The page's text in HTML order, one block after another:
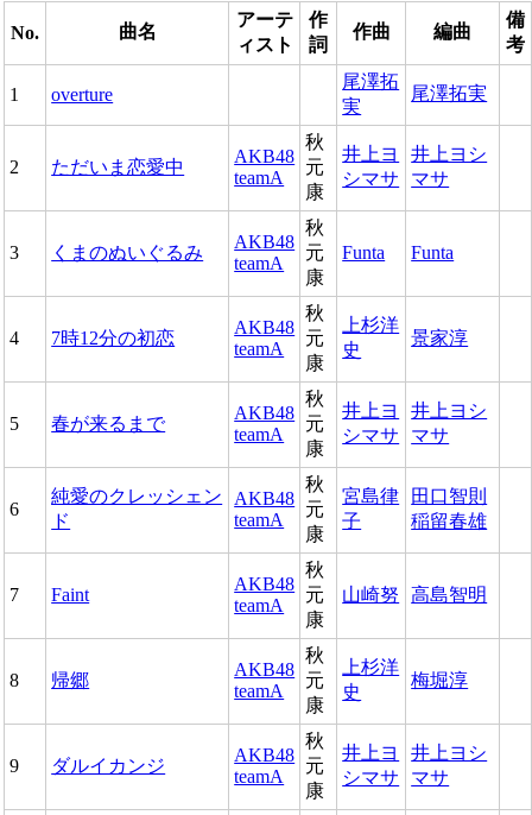
No. 曲名
アーテ
ィスト
作
詞
作曲 編曲
備
考
1 overture
尾澤拓
実
尾澤拓実
2 ただいま恋愛中
AKB48
teamA
秋
元
康
井上ヨ
シマサ
井上ヨシ
マサ
3 くまのぬいぐるみ
AKB48
teamA
秋
元
康
Funta Funta
4 7時12分の初恋
AKB48
teamA
秋
元
康
上杉洋
史
景家淳
5 春が来るまで
AKB48
teamA
秋
元
康
井上ヨ
シマサ
井上ヨシ
マサ
6
純愛のクレッシェン
ド
AKB48
teamA
秋
元
康
宮島律
子
田口智則
稲留春雄
7 Faint
AKB48
teamA
秋
元
康
山崎努 高島智明
8 帰郷
AKB48
teamA
秋
元
康
上杉洋
史
梅堀淳
9 ダルイカンジ
AKB48
teamA
秋
元
康
井上ヨ
シマサ
井上ヨシ
マサ